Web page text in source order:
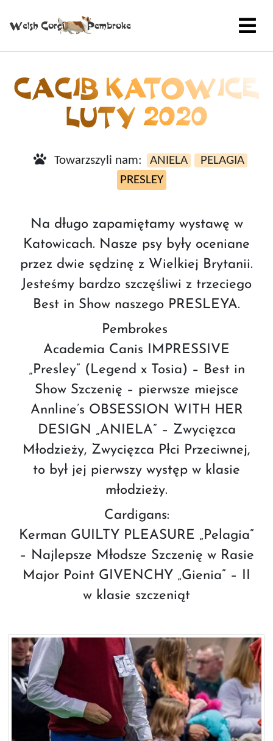
CACIB KATOWICE
LUTY 2020
Towarzszyli nam: ANIELA
PELAGIA
PRESLEY
Na długo zapamiętamy wystawę w
Katowicach. Nasze psy były oceniane
przez dwie sędzinę z Wielkiej Brytanii.
Jesteśmy bardzo szczęśliwi z trzeciego
Best in Show naszego PRESLEYA.
Pembrokes
Academia Canis IMPRESSIVE
„Presley” (Legend x Tosia) – Best in
Show Szczenię – pierwsze miejsce
Annline’s OBSESSION WITH HER
DESIGN „ANIELA” – Zwycięzca
Młodzieży, Zwycięzca Płci Przeciwnej,
to był jej pierwszy występ w klasie
młodzieży.
Cardigans:
Kerman GUILTY PLEASURE „Pelagia”
– Najlepsze Młodsze Szczenię w Rasie
Major Point GIVENCHY „Gienia” – II
w klasie szczeniąt